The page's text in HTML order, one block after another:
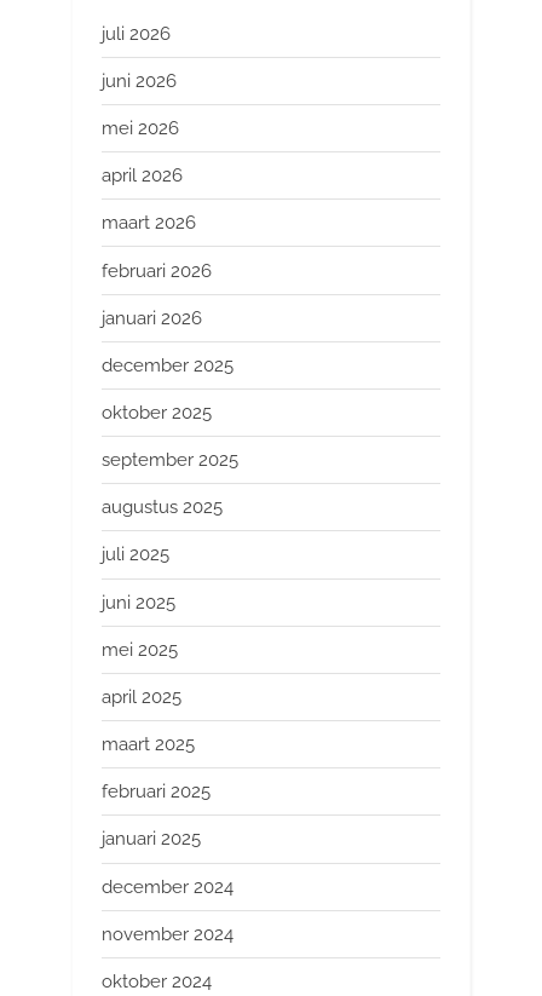
juli 2026
juni 2026
mei 2026
april 2026
maart 2026
februari 2026
januari 2026
december 2025
oktober 2025
september 2025
augustus 2025
juli 2025
juni 2025
mei 2025
april 2025
maart 2025
februari 2025
januari 2025
december 2024
november 2024
oktober 2024